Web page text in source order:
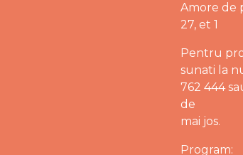
Amore de
27, et 1
Pentru
sunati la
762 444
de
mai jos.
Program: